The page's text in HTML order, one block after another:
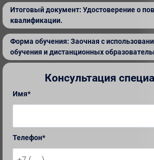
Итоговый документ: Удостоверение о
квалификации.
Форма обучения: Заочная с
обучения и дистанционных
Консультация
Имя*
Телефон*